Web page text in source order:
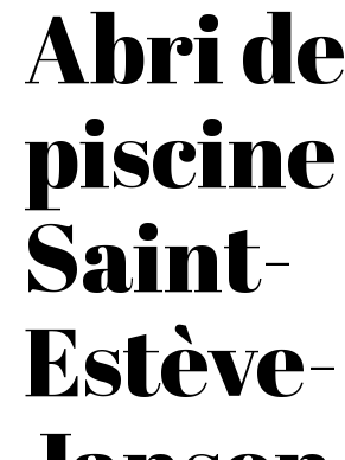
Abri de
piscine
Saint-
Estève-